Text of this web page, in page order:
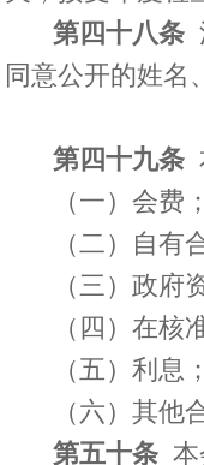
第 四十八条
同意公开的姓名
第 四十九条
（一）会费
（二）自有
（三）政府
（四）在
（五）利息
（六）其他
第五十条